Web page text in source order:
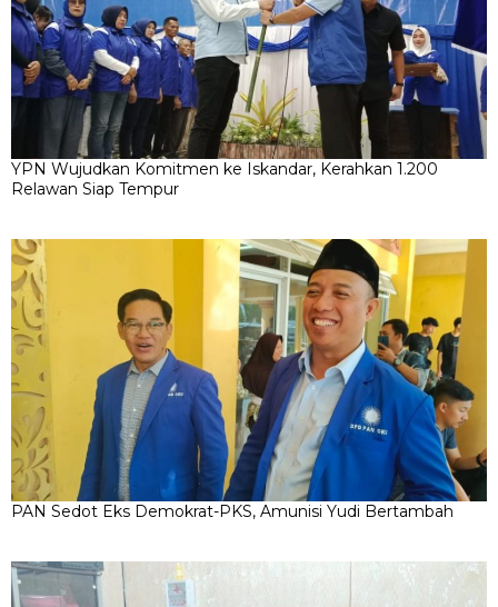
YPN Wujudkan Komitmen ke Iskandar, Kerahkan 1.200
Relawan Siap Tempur
PAN Sedot Eks Demokrat-PKS, Amunisi Yudi Bertambah